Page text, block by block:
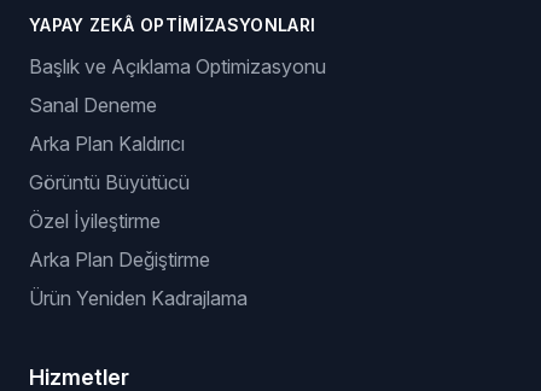
YAPAY ZEKÂ OPTIMIZASYONLARI
Başlık ve Açıklama Optimizasyonu
Sanal Deneme
Arka Plan Kaldırıcı
Görüntü Büyütücü
Özel İyileştirme
Arka Plan Değiştirme
Ürün Yeniden Kadrajlama
Hizmetler